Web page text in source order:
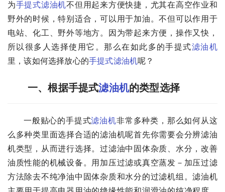
为手提式滤油机不但用起来方便快捷，尤其在高空作业和
野外的时候，特别适合，可以用于加油。不但可以作用于
电站、化工、野外等地方。因为带起来方便，操作又快，
所以很多人选择使用它。那么在如此多的手提式滤油机
里，该如何选择放心的手提式滤油机呢？
一、根据手提式滤油机的类型选择
一般贴心的手提式滤油机非常多种类，那么如何从这
么多种类里面选择合适的滤油机呢首先你需要会分辨滤油
机类型，从而进行选择。过滤油中固体杂质、水分，改善
油质性能的机械设备。用加压过滤或真空蒸发－加压过滤
方法除去不纯净油中固体杂质和水分的过滤机组。滤油机